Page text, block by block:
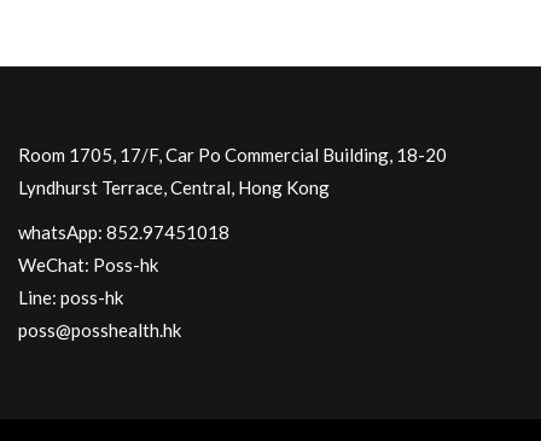
Room 1705, 17/F, Car Po Commercial Building, 18-20
Lyndhurst Terrace, Central, Hong Kong
whatsApp: 852.97451018
WeChat: Poss-hk
Line: poss-hk
poss@posshealth.hk